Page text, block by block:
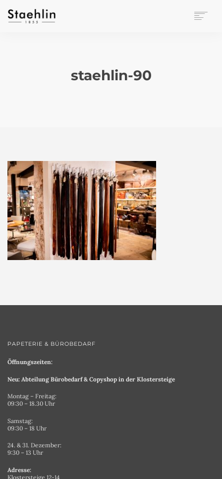
staehlin-90
PAPETERIE & BÜROBEDARF
Öffnungszeiten:
Neu: Abteilung Bürobedarf & Copyshop in der Klostersteige
Montag – Freitag:
09:30 – 18.30 Uhr
Samstag:
09:30 – 18 Uhr
24. & 31. Dezember:
9:30 – 13 Uhr
Adresse:
Klostersteige 12-14